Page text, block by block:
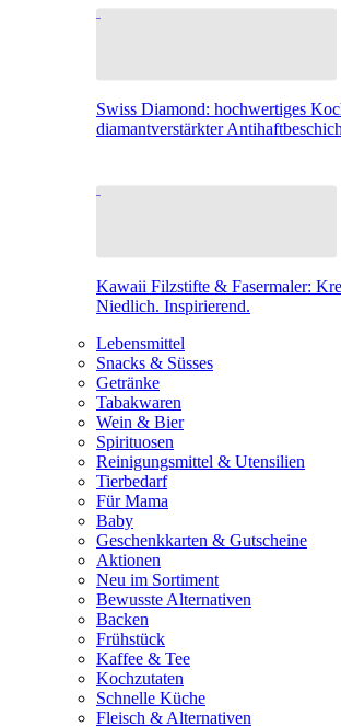
Swiss Diamond: hochwertiges
diamantverstärkter
Kawaii Filzstifte & Fasermaler:
Niedlich. Inspirierend.
Lebensmittel
Snacks & Süsses
Getränke
Tabakwaren
Wein & Bier
Spirituosen
Reinigungsmittel & Utensilien
Tierbedarf
Für Mama
Baby
Geschenkkarten & Gutscheine
Aktionen
Neu im Sortiment
Bewusste Alternativen
Backen
Frühstück
Kaffee & Tee
Kochzutaten
Schnelle Küche
Fleisch & Alternativen